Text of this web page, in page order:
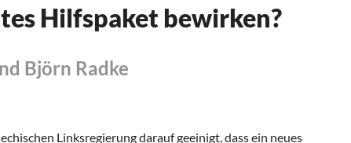
Hilfspaket bewirken?
Björn Radke
Linksregierung darauf geeinigt, dass ein neues